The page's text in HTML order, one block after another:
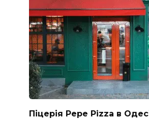
Піцерія Pepe Pizza в